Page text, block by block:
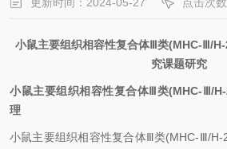
小鼠主要组织相容性复合体Ⅲ类(MHC-Ⅲ/
究课题研究
小鼠主要组织相容性复合体Ⅲ类(MHC-Ⅲ/
理
小鼠主要组织相容性复合体Ⅲ类(MHC-Ⅲ/H-